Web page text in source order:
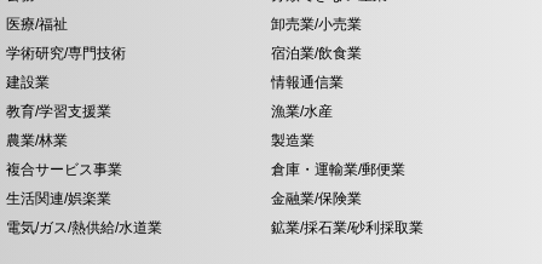
医療/福祉
卸売業/小売業
学術研究/専門技術
宿泊業/飲食業
建設業
情報通信業
教育/学習支援業
漁業/水産
農業/林業
製造業
複合サービス事業
倉庫・運輸業/郵便業
生活関連/娯楽業
金融業/保険業
電気/ガス/熱供給/水道業
鉱業/採石業/砂利採取業